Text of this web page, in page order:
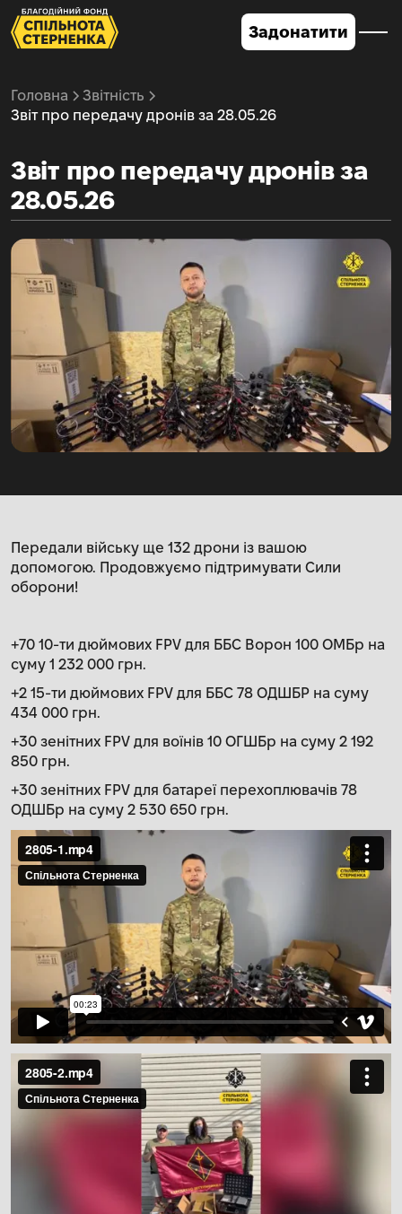
Задонатити
Головна
Звітність
Звіт про передачу дронів за 28.05.26
Звіт про передачу дронів за
28.05.26
Передали війську ще 132 дрони із вашою
допомогою. Продовжуємо підтримувати Сили
оборони!
+70 10-ти дюймових FPV для ББС Ворон 100 ОМБр на
суму 1 232 000 грн.
+2 15-ти дюймових FPV для ББС 78 ОДШБР на суму
434 000 грн.
+30 зенітних FPV для воїнів 10 ОГШБр на суму 2 192
850 грн.
+30 зенітних FPV для батареї перехоплювачів 78
ОДШБр на суму 2 530 650 грн.